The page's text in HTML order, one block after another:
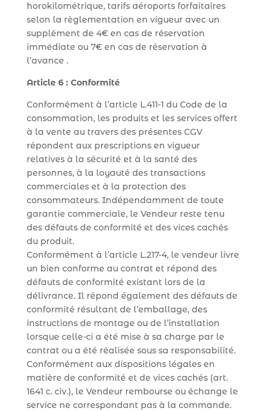
horokilométrique, tarifs aéroports forfaitaires
selon la règlementation en vigueur avec un
supplément de 4€ en cas de réservation
immédiate ou 7€ en cas de réservation à
l’avance .
Article 6 : Conformité
Conformément à l’article L.411-1 du Code de la
consommation, les produits et les services offert
à la vente au travers des présentes CGV
répondent aux prescriptions en vigueur
relatives à la sécurité et à la santé des
personnes, à la loyauté des transactions
commerciales et à la protection des
consommateurs. Indépendamment de toute
garantie commerciale, le Vendeur reste tenu
des défauts de conformité et des vices cachés
du produit.
Conformément à l’article L.217-4, le vendeur livre
un bien conforme au contrat et répond des
défauts de conformité existant lors de la
délivrance. Il répond également des défauts de
conformité résultant de l’emballage, des
instructions de montage ou de l’installation
lorsque celle-ci a été mise à sa charge par le
contrat ou a été réalisée sous sa responsabilité.
Conformément aux dispositions légales en
matière de conformité et de vices cachés (art.
1641 c. civ.), le Vendeur rembourse ou échange le
service ne correspondant pas à la commande.